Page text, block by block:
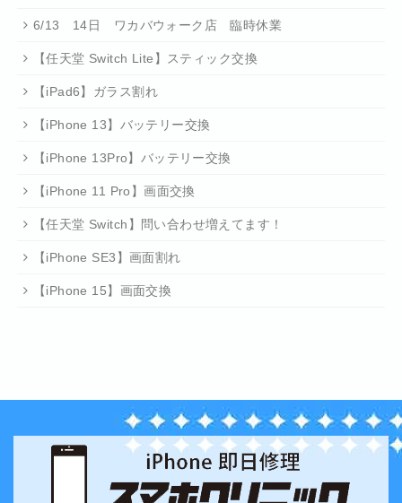
6/13 14日 ワカバウォーク店 臨時休業
【任天堂 Switch Lite】スティック交換
【iPad6】ガラス割れ
【iPhone 13】バッテリー交換
【iPhone 13Pro】バッテリー交換
【iPhone 11 Pro】画面交換
【任天堂 Switch】問い合わせ増えてます！
【iPhone SE3】画面割れ
【iPhone 15】画面交換